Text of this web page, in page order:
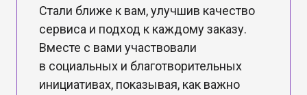
Стали ближе к вам, улучшив качество
сервиса и подход к каждому заказу.
Вместе с вами участвовали
в социальных и благотворительных
инициативах, показывая, как важно